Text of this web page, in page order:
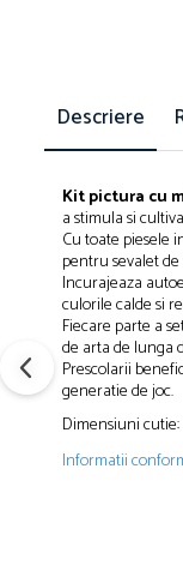
Creioane colorate
Creioane mecanice
Markere
Mine pentru creioane
Rezerve stilouri
Rollere
Stilouri
Măsurare și trasare
Organizare și Arhivare
Descriere
Kit pictura cu
a stimula si
Cu toate piesele
pentru sevalet
Incurajeaza
culorile calde si
Fiecare parte a
de arta de lunga
Prescolarii
generatie de joc.
Dimensiuni cutie:
Informatii